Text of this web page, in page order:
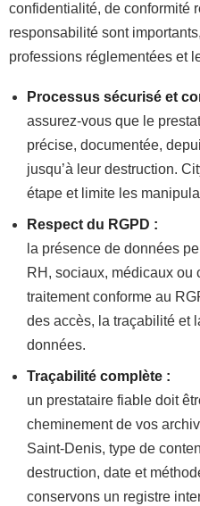
confidentialité, de conformité
responsabilité sont
professions réglementées et
Processus sécurisé et
assurez-vous que le
précise, documentée,
jusqu’à leur destruction.
étape et limite les
Respect du RGPD :
la présence de données
RH, sociaux, médicaux ou
traitement conforme au
des accès, la traçabilité et
données.
Traçabilité complète :
un prestataire fiable doit
cheminement de vos
Saint-Denis, type de
destruction, date et
conservons un registre